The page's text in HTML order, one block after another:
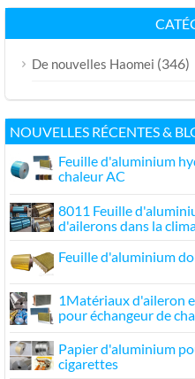
De nouvelles Haomei (346)
NOUVELLES RÉCENTES &
Feuille d'aluminium
chaleur AC
8011 Feuille
d'ailerons dans la
Feuille d'aluminium
1Matériaux d'aileron
pour échangeur de
Papier d'aluminium
cigarettes